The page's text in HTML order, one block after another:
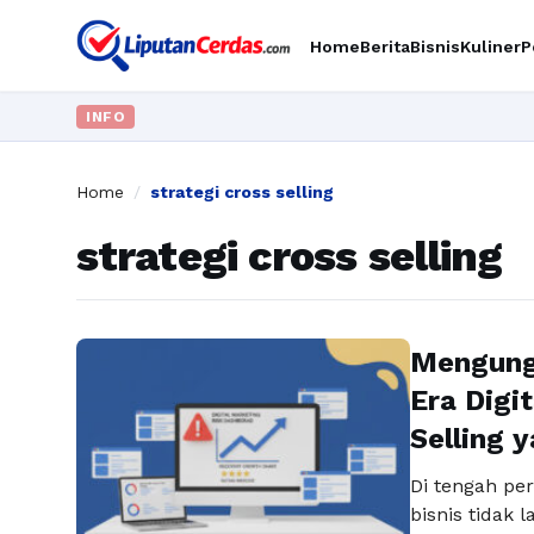
HomeBeritaBisnisKuliner
INFO
Home / strategi cross selling
strategi cross selling
Era
Selling
Di tengah
bisnis tidak